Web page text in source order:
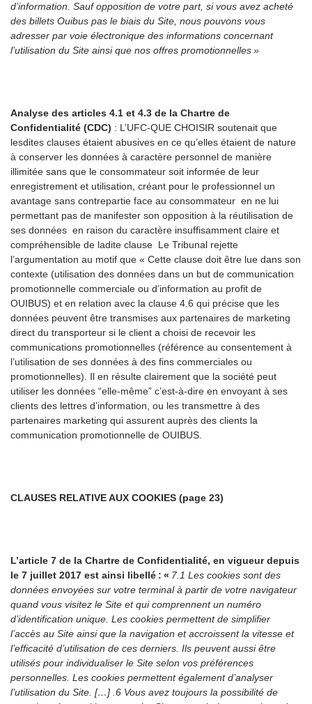
d’information. Sauf opposition de votre part, si vous avez acheté
des billets Ouibus pas le biais du Site, nous pouvons vous
adresser par voie électronique des informations concernant
l’utilisation du Site ainsi que nos offres promotionnelles »
Analyse des articles 4.1 et 4.3 de la Chartre de
Confidentialité (CDC) : L’UFC-QUE CHOISIR soutenait que
lesdites clauses étaient abusives en ce qu’elles étaient de nature
à conserver les données à caractère personnel de manière
illimitée sans que le consommateur soit informée de leur
enregistrement et utilisation, créant pour le professionnel un
avantage sans contrepartie face au consommateur en ne lui
permettant pas de manifester son opposition à la réutilisation de
ses données en raison du caractère insuffisamment claire et
compréhensible de ladite clause Le Tribunal rejette
l’argumentation au motif que « Cette clause doit être lue dans son
contexte (utilisation des données dans un but de communication
promotionnelle commerciale ou d’information au profit de
OUIBUS) et en relation avec la clause 4.6 qui précise que les
données peuvent être transmises aux partenaires de marketing
direct du transporteur si le client a choisi de recevoir les
communications promotionnelles (référence au consentement à
l’utilisation de ses données à des fins commerciales ou
promotionnelles). Il en résulte clairement que la société peut
utiliser les données “elle-même” c’est-à-dire en envoyant à ses
clients des lettres d’information, ou les transmettre à des
partenaires marketing qui assurent auprès des clients la
communication promotionnelle de OUIBUS.
CLAUSES RELATIVE AUX COOKIES (page 23)
L’article 7 de la Chartre de Confidentialité, en vigueur depuis
le 7 juillet 2017 est ainsi libellé : « 7.1 Les cookies sont des
données envoyées sur votre terminal à partir de votre navigateur
quand vous visitez le Site et qui comprennent un numéro
d’identification unique. Les cookies permettent de simplifier
l’accès au Site ainsi que la navigation et accroissent la vitesse et
l’efficacité d’utilisation de ces derniers. Ils peuvent aussi être
utilisés pour individualiser le Site selon vos préférences
personnelles. Les cookies permettent également d’analyser
l’utilisation du Site. […] .6 Vous avez toujours la possibilité de